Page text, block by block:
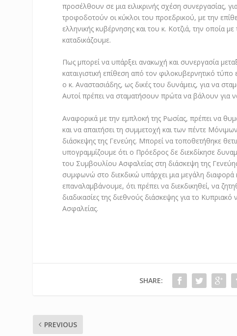
προσέλθουν σε μια ειλικρινής σχέση συνεργασίας,
τροφοδοτούν οι κύκλοι του προεδρικού, με την
ελληνικής κυβέρνησης και του κ. Κοτζιά, την οποία
καταδικάζουμε.
Πως μπορεί να υπάρξει ανακωχή και συνεργασία
καταιγιστική επίθεση από τον φιλοκυβερνητικό
ο κ. Αναστασιάδης, ως δικές του δυνάμεις, για να
Αυτοί πρέπει να σταματήσουν πρώτα να βάλουν για
Αναφορικά με την εμπλοκή της Ρωσίας, πρέπει να
και να απαιτήσει τη συμμετοχή και των πέντε
διάσκεψης της Γενεύης. Μπορεί να τοποθετήθηκε
υπογραμμίζουμε ότι ο Πρόεδρος δε διεκδίκησε
του Συμβουλίου Ασφαλείας στη διάσκεψη της
συμφωνώ στο διεκδικώ υπάρχει μια μεγάλη διαφορά
επαναλαμβάνουμε, ότι πρέπει να διεκδικηθεί, να
διαδικασίες της διεθνούς διάσκεψης για το
Ασφαλείας.
SHARE:
PREVIOUS